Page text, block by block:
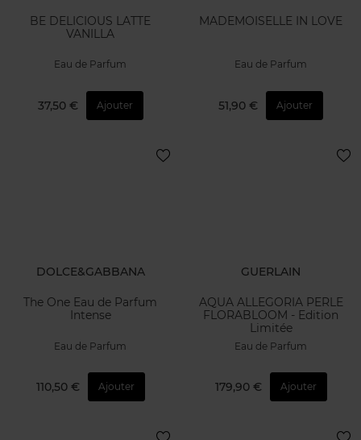
BE DELICIOUS LATTE
VANILLA
Eau de Parfum
37,50 € Ajouter
MADEMOISELLE IN LOVE
Eau de Parfum
51,90 € Ajouter
DOLCE&GABBANA
The One Eau de Parfum
Intense
Eau de Parfum
110,50 € Ajouter
GUERLAIN
AQUA ALLEGORIA PERLE
FLORABLOOM - Edition
Limitée
Eau de Parfum
179,90 € Ajouter